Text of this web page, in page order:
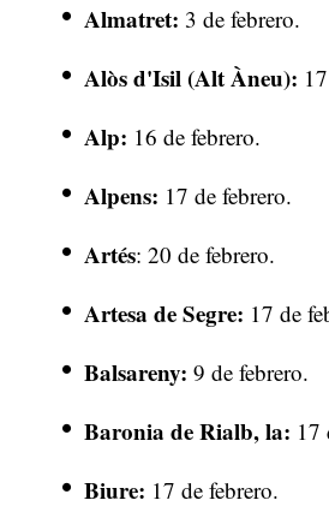
Almatret: 3 de febrero.
Alòs d'Isil (Alt Àneu):
Alp: 16 de febrero.
Alpens: 17 de febrero.
Artés: 20 de febrero.
Artesa de Segre: 17 de
Balsareny: 9 de febrero.
Baronia de Rialb, la: 17
Biure: 17 de febrero.